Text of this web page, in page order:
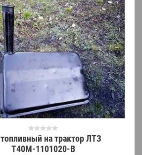
на трактор ЛТЗ
Т40М-1101020-В